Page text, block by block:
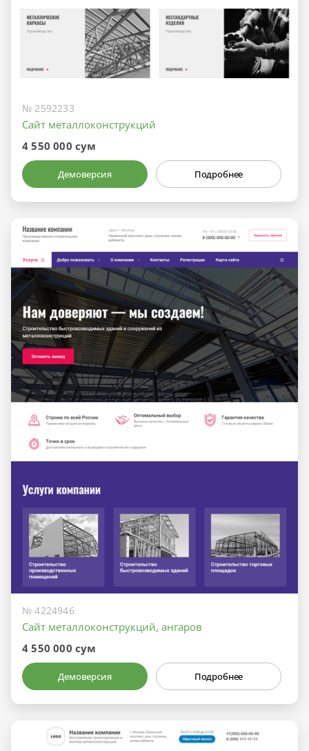
№ 2592233
Сайт металлоконструкций
4 550 000 сум
Демоверсия Подробнее
№ 4224946
Сайт металлоконструкций, ангаров
4 550 000 сум
Демоверсия Подробнее